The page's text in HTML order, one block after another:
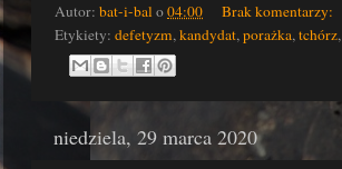
Autor: bat-i-balo04:00
Brak komentarzy:
Etykiety: defetyzm,kandydat,porażka,tchórz,
niedziela, 29 marca 2020